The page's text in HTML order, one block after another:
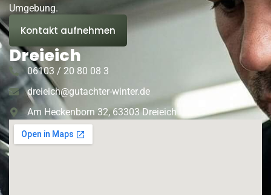
Umgebung.
Kontakt aufnehmen
Dreieich
06103 / 20 80 08 3
dreieich@gutachter-winter.de
Am Heckenborn 32, 63303 Dreieich